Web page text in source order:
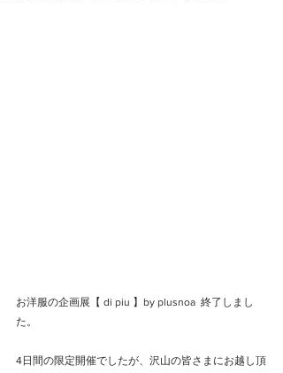
お洋服の企画展【 di piu 】by plusnoa  終了しまし
た。
4日間の限定開催でしたが、沢山の皆さまにお越し頂